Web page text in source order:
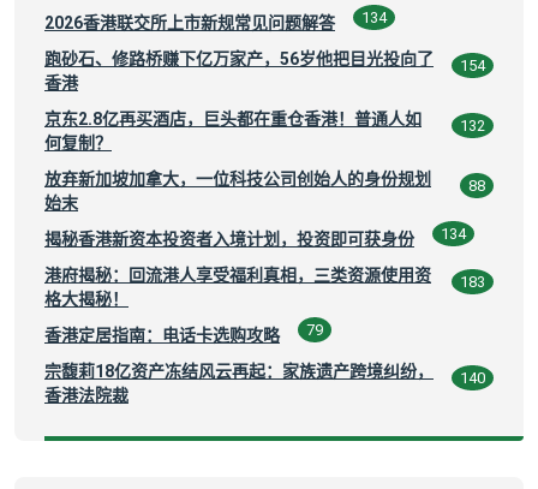
2026香港联交所上市新规常见问题解答 134
跑砂石、修路桥赚下亿万家产，56岁他把目光投向了
香港
154
京东2.8亿再买酒店，巨头都在重仓香港！普通人如
何复制？
132
放弃新加坡加拿大，一位科技公司创始人的身份规划
始末
88
揭秘香港新资本投资者入境计划，投资即可获身份 134
港府揭秘：回流港人享受福利真相，三类资源使用资
格大揭秘！
183
香港定居指南：电话卡选购攻略 79
宗馥莉18亿资产冻结风云再起：家族遗产跨境纠纷，
香港法院裁
140